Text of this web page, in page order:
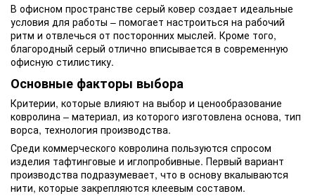
В офисном пространстве серый ковер создает идеальные
условия для работы – помогает настроиться на рабочий
ритм и отвлечься от посторонних мыслей. Кроме того,
благородный серый отлично вписывается в современную
офисную стилистику.
Основные факторы выбора
Критерии, которые влияют на выбор и ценообразование
ковролина – материал, из которого изготовлена основа, тип
ворса, технология производства.
Среди коммерческого ковролина пользуются спросом
изделия тафтинговые и иглопробивные. Первый вариант
производства подразумевает, что в основу вкалываются
нити, которые закрепляются клеевым составом.